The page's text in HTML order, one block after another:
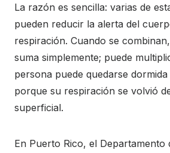
La razón es sencilla: varias de
pueden reducir la alerta del
respiración. Cuando se
suma simplemente; puede
persona puede quedarse
porque su respiración se volvió
superficial.
En Puerto Rico, el Departamento